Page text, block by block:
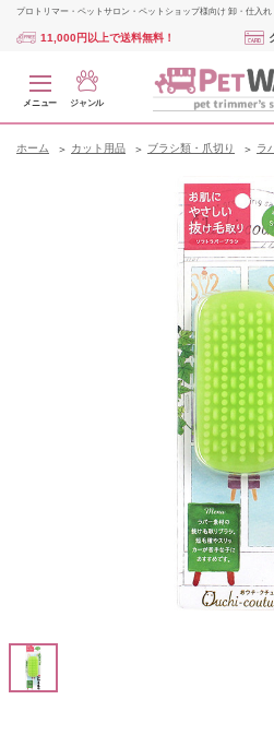
プロトリマー・ペットサロン・ペットショップ様向け 卸・仕入れ
11,000円以上で送料無料！
メニュー ジャンル
ホーム カット用品 ブラシ類・爪切り ラ